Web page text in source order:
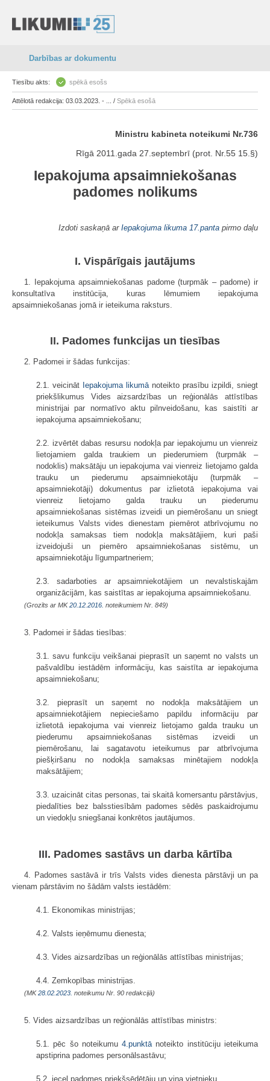
Darbības ar dokumentu
Tiesību akts: spēkā esošs
Attēlotā redakcija: 03.03.2023. - ... / Spēkā esošā
Ministru kabineta noteikumi Nr.736
Rīgā 2011.gada 27.septembrī (prot. Nr.55 15.§)
Iepakojuma apsaimniekošanas
padomes nolikums
Izdoti saskaņā ar Iepakojuma likuma 17.panta pirmo daļu
I. Vispārīgais jautājums
1. Iepakojuma apsaimniekošanas padome (turpmāk – padome) ir
konsultatīva institūcija, kuras lēmumiem iepakojuma
apsaimniekošanas jomā ir ieteikuma raksturs.
II. Padomes funkcijas un tiesības
2. Padomei ir šādas funkcijas:
2.1. veicināt Iepakojuma likumānoteikto prasību izpildi, sniegt
priekšlikumus Vides aizsardzības un reģionālās attīstības
ministrijai par normatīvo aktu pilnveidošanu, kas saistīti ar
iepakojuma apsaimniekošanu;
2.2. izvērtēt dabas resursu nodokļa par iepakojumu un vienreiz
lietojamiem galda traukiem un piederumiem (turpmāk –
nodoklis) maksātāju un iepakojuma vai vienreiz lietojamo galda
trauku un piederumu apsaimniekotāju (turpmāk –
apsaimniekotāji) dokumentus par izlietotā iepakojuma vai
vienreiz lietojamo galda trauku un piederumu
apsaimniekošanas sistēmas izveidi un piemērošanu un sniegt
ieteikumus Valsts vides dienestam piemērot atbrīvojumu no
nodokļa samaksas tiem nodokļa maksātājiem, kuri paši
izveidojuši un piemēro apsaimniekošanas sistēmu, un
apsaimniekotāju līgumpartneriem;
2.3. sadarboties ar apsaimniekotājiem un nevalstiskajām
organizācijām, kas saistītas ar iepakojuma apsaimniekošanu.
(Grozīts ar MK20.12.2016. noteikumiem Nr. 849)
3. Padomei ir šādas tiesības:
3.1. savu funkciju veikšanai pieprasīt un saņemt no valsts un
pašvaldību iestādēm informāciju, kas saistīta ar iepakojuma
apsaimniekošanu;
3.2. pieprasīt un saņemt no nodokļa maksātājiem un
apsaimniekotājiem nepieciešamo papildu informāciju par
izlietotā iepakojuma vai vienreiz lietojamo galda trauku un
piederumu apsaimniekošanas sistēmas izveidi un
piemērošanu, lai sagatavotu ieteikumus par atbrīvojuma
piešķiršanu no nodokļa samaksas minētajiem nodokļa
maksātājiem;
3.3. uzaicināt citas personas, tai skaitā komersantu pārstāvjus,
piedalīties bez balsstiesībām padomes sēdēs paskaidrojumu
un viedokļu sniegšanai konkrētos jautājumos.
III. Padomes sastāvs un darba kārtība
4. Padomes sastāvā ir trīs Valsts vides dienesta pārstāvji un pa
vienam pārstāvim no šādām valsts iestādēm:
4.1. Ekonomikas ministrijas;
4.2. Valsts ieņēmumu dienesta;
4.3. Vides aizsardzības un reģionālās attīstības ministrijas;
4.4. Zemkopības ministrijas.
(MK28.02.2023. noteikumu Nr. 90 redakcijā)
5. Vides aizsardzības un reģionālās attīstības ministrs:
5.1. pēc šo noteikumu4.punktā noteikto institūciju ieteikuma
apstiprina padomes personālsastāvu;
5.2. ieceļ padomes priekšsēdētāju un viņa vietnieku.